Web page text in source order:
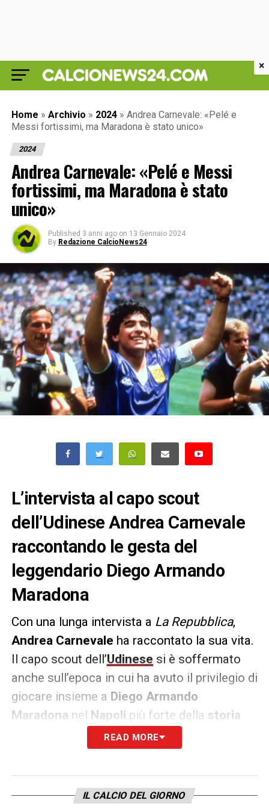
Home » Archivio » 2024 » Andrea Carnevale: «Pelé e
Messi fortissimi, ma Maradona è stato unico»
2024
Andrea Carnevale: «Pelé e Messi
fortissimi, ma Maradona è stato
unico»
Published 3 anni ago on 13 Gennaio 2024
By Redazione CalcioNews24
L’intervista al capo scout
dell’Udinese Andrea Carnevale
raccontando le gesta del
leggendario Diego Armando
Maradona
Con una lunga intervista a La Repubblica,
Andrea Carnevale ha raccontato la sua vita.
Il capo scout dell’Udinese si è soffermato
anche sull’epoca in cui ha avuto il privilegio di
giocare insieme a Diego Armando
Maradona nel Napoli più forte della storia
(avendo la meglio anche suMilan
forte calciatore di tutti i tempi. Lo vedevo
READ MORE
IL CALCIO DEL GIORNO
×